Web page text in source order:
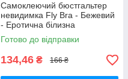
Самоклеючий бюстгальтер
невидимка Fly Bra - Бежевий
- Еротична білизна
Готово до відправки
134,46 ₴ 166 ₴